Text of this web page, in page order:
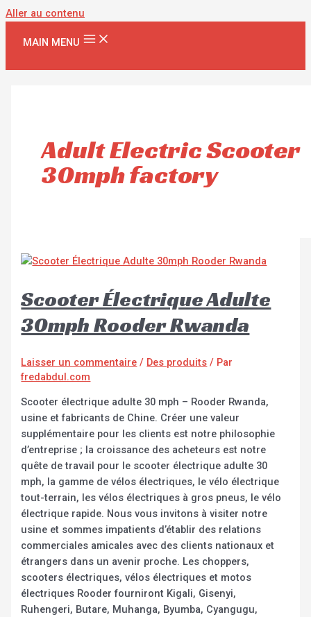
Aller au contenu
MAIN MENU
Adult Electric Scooter
30mph factory
Scooter Électrique Adulte
30mph Rooder Rwanda
Laisser un commentaire / Des produits / Par
fredabdul.com
Scooter électrique adulte 30 mph – Rooder Rwanda,
usine et fabricants de Chine. Créer une valeur
supplémentaire pour les clients est notre philosophie
d’entreprise ; la croissance des acheteurs est notre
quête de travail pour le scooter électrique adulte 30
mph, la gamme de vélos électriques, le vélo électrique
tout-terrain, les vélos électriques à gros pneus, le vélo
électrique rapide. Nous vous invitons à visiter notre
usine et sommes impatients d’établir des relations
commerciales amicales avec des clients nationaux et
étrangers dans un avenir proche. Les choppers,
scooters électriques, vélos électriques et motos
électriques Rooder fourniront Kigali, Gisenyi,
Ruhengeri, Butare, Muhanga, Byumba, Cyangugu,